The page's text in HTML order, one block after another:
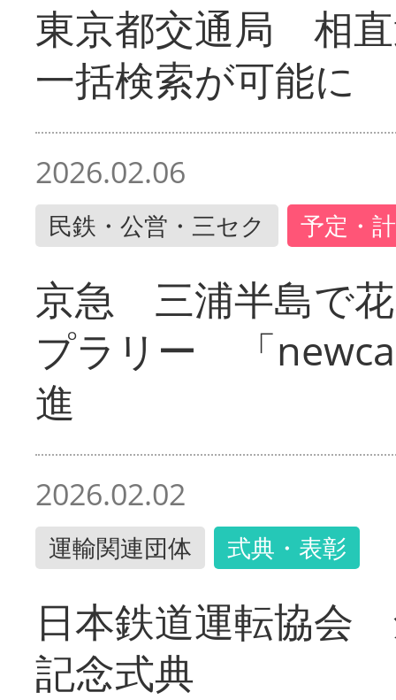
東京都交通局 相
一括検索が可能に
2026.02.06
民鉄・公営・三セク 予定・
京急 三浦半島で
プラリー 「
進
2026.02.02
運輸関連団体 式典・表彰
日本鉄道運転協会
記念式典